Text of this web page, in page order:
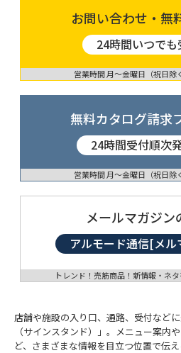
お問い合わせ・無
24時間いつでも
営業時間 月〜金曜日（祝日除
無料カタログ請求
24時間受付順次
営業時間 月〜金曜日（祝日除
メールマガジン
アルモード通信[メ
トレンド！売筋商品！新情報・ネ
店舗や施設の入り口、通路、受付など
（サインスタンド）」。メニュー案内
ど、さまざまな情報を目立つ位置で伝